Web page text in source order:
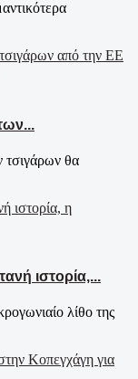
τσιγάρων θα
ιστορία,...
λίθο της